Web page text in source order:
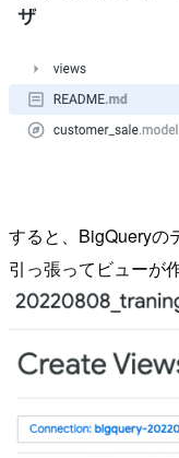
すると、BigQueryの
引っ張ってビューが